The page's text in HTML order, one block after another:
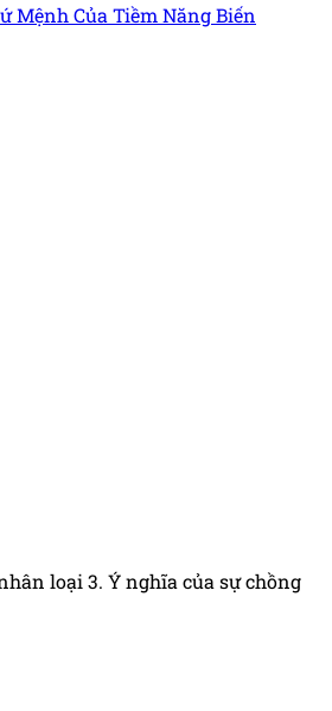
Mệnh Của Tiềm Năng Biến
loại 3. Ý nghĩa của sự chồng